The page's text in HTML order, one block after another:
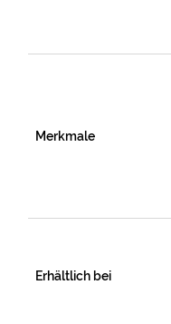
Merkmale
Erhältlich bei